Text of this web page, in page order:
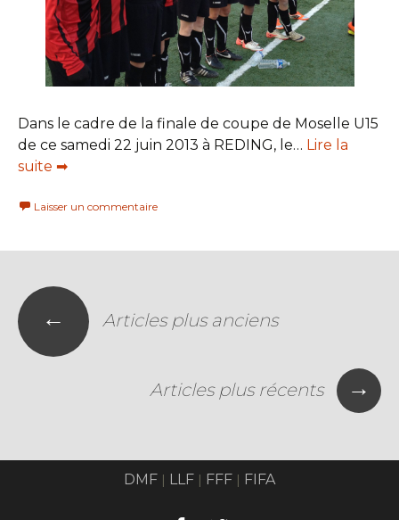
Dans le cadre de la finale de coupe de Moselle U15
de ce samedi 22 juin 2013 à REDING, le… Lire la
suite ➡
Laisser un commentaire
← Articles plus anciens
Articles plus récents →
DMF | LLF | FFF | FIFA